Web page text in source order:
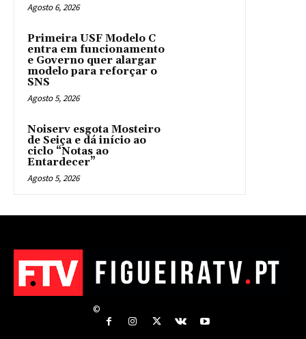
Agosto 6, 2026
Primeira USF Modelo C
entra em funcionamento
e Governo quer alargar
modelo para reforçar o
SNS
Agosto 5, 2026
Noiserv esgota Mosteiro
de Seiça e dá início ao
ciclo “Notas ao
Entardecer”
Agosto 5, 2026
©